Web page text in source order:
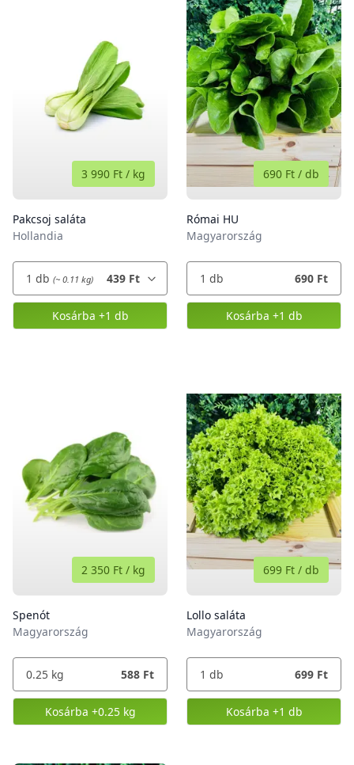
Pakcsoj saláta
Hollandia
3 990 Ft / kg
1 db (~ 0.11 kg) 439 Ft
Kosárba +1 db
, Pakcsoj saláta
Római HU
Magyarország
690 Ft / db
1 db 690 Ft
Kosárba +1 db
, Római HU
Spenót
Magyarország
2 350 Ft / kg
0.25 kg 588 Ft
Kosárba +0.25 kg
,Spenót
Lollo saláta
Magyarország
699 Ft / db
1 db 699 Ft
Kosárba +1 db
, Lollo saláta